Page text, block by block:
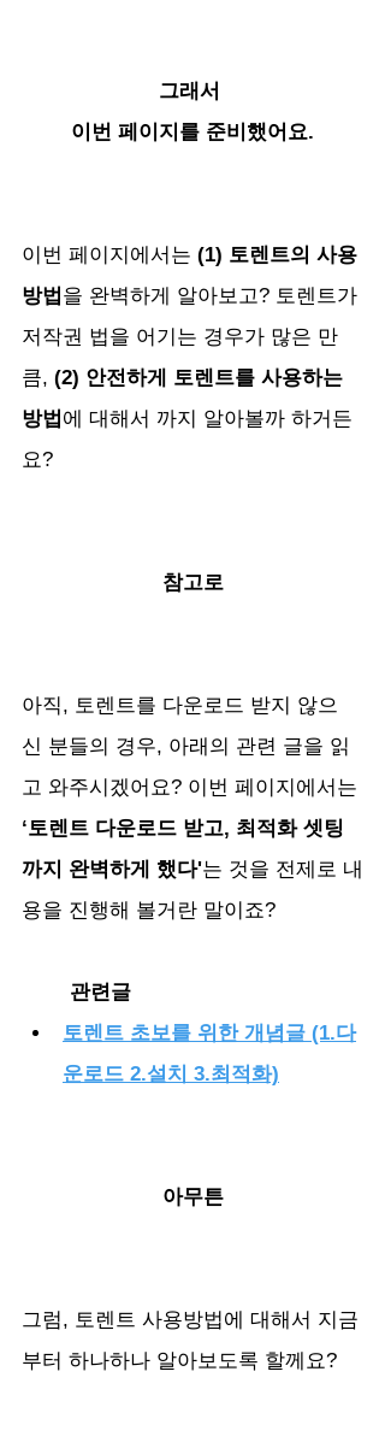
그래서
이번 페이지를 준비했어요.
이번 페이지에서는 (1) 토렌트의 사용
방법 을 완벽하게 알아보고? 토렌트가
저작권 법을 어기는 경우가 많은 만
큼, (2) 안전하게 토렌트를 사용하는
방법 에 대해서 까지 알아볼까 하거든
요?
참고로
아직, 토렌트를 다운로드 받지 않으
신 분들의 경우, 아래의 관련 글을 읽
고 와주시겠어요? 이번 페이지에서는
‘토렌트 다운로드 받고, 최적화 셋팅
까지 완벽하게 했다'는 것을 전제로 내
용을 진행해 볼거란 말이죠?
관련글
토렌트 초보를 위한 개념글 (1.다
운로드 2.설치 3.최적화)
아무튼
그럼, 토렌트 사용방법에 대해서 지금
부터 하나하나 알아보도록 할께요?